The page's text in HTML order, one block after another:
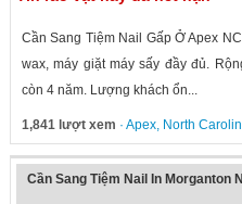
Cần Sang Tiệm Nail Gấp Ở Apex
wax, máy giặt máy sấy đầy đủ.
còn 4 năm. Lượng khách ổn...
1,841 lượt xem · Apex, North
Cần Sang Tiệm Nail In Morganton